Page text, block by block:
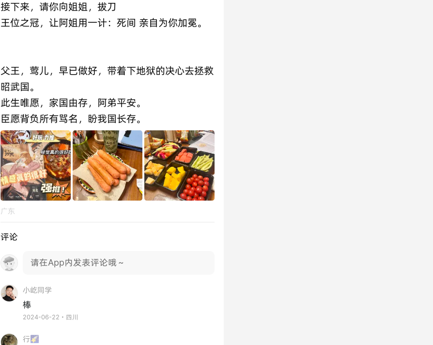
接下来，请你向姐姐，拔刀
王位之冠，让阿姐用一计：死间 亲自为你加冕。
父王，莺儿，早已做好，带着下地狱的决心去拯救
昭武国。
此生唯愿，家国由存，阿弟平安。
臣愿背负所有骂名，盼我国长存。
广东
评论
请在App内发表评论哦～
小屹同学
棒
2024-06-22・四川
行🌠